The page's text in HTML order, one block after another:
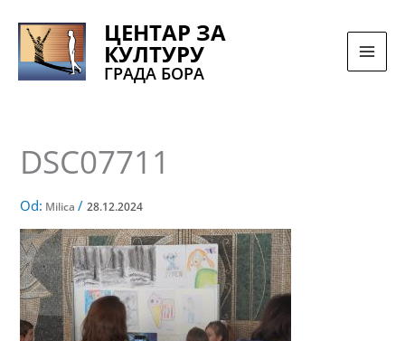
sadržaj
ЦЕНТАР ЗА
КУЛТУРУ
ГРАДА БОРА
DSC07711
Od: Milica/28.12.2024